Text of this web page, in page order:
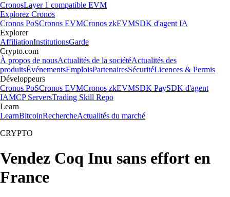
CronosLayer 1 compatible EVM
Explorez Cronos
Cronos PoSCronos EVMCronos zkEVMSDK d'agent IA
Explorer
AffiliationInstitutionsGarde
Crypto.com
À propos de nousActualités de la sociétéActualités des
produitsÉvénementsEmploisPartenairesSécuritéLicences & Permis
Développeurs
Cronos PoSCronos EVMCronos zkEVMSDK PaySDK d'agent
IAMCP ServersTrading Skill Repo
Learn
LearnBitcoinRechercheActualités du marché
CRYPTO
Vendez Coq Inu sans effort en
France